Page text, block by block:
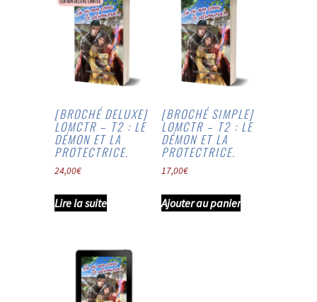
[BROCHÉ DELUXE]
LOMCTR – T2 : LE
DÉMON ET LA
PROTECTRICE.
24,00€
Lire la suite
[BROCHÉ SIMPLE]
LOMCTR – T2 : LE
DÉMON ET LA
PROTECTRICE.
17,00€
Ajouter au panier